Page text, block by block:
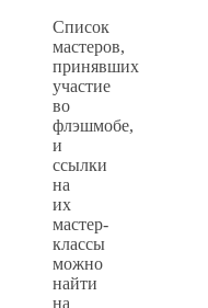
Список
мастеров,
принявших
участие
во
флэшмобе,
и
ссылки
на
их
мастер-
классы
можно
найти
на